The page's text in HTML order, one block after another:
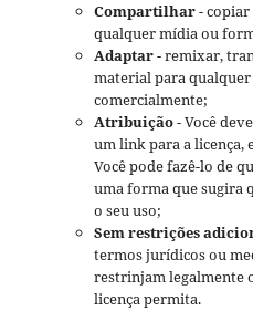
Compartilhar- copiar
qualquer mídia ou
Adaptar- remixar,
material para
comercialmente;
Atribuição- Você
um link para a licença,
Você pode fazê-lo de
uma forma que sugira
o seu uso;
Sem restrições
termos jurídicos ou
restrinjam legalmente
licença permita.